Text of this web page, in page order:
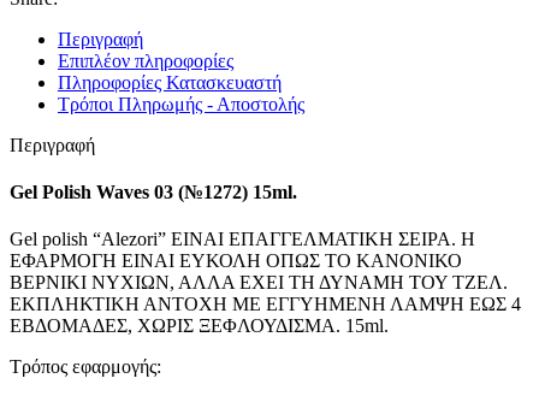
Περιγραφή
Επιπλέον πληροφορίες
Πληροφορίες Κατασκευαστή
Τρόποι Πληρωμής - Αποστολής
Περιγραφή
Gel Polish Waves 03 (№1272) 15ml.
Gel polish “Alezori” ΕΙΝΑΙ ΕΠΑΓΓΕΛΜΑΤΙΚΗ ΣΕΙΡΑ. Η
ΕΦΑΡΜΟΓΗ ΕΙΝΑΙ ΕΥΚΟΛΗ ΟΠΩΣ ΤΟ ΚΑΝΟΝΙΚΟ
ΒΕΡΝΙΚΙ ΝΥΧΙΩΝ, ΑΛΛΑ ΕΧΕΙ ΤΗ ΔΥΝΑΜΗ ΤΟΥ ΤΖΕΛ.
ΕΚΠΛΗΚΤΙΚΗ ΑΝΤΟΧΗ ΜΕ ΕΓΓΥΗΜΕΝΗ ΛΑΜΨΗ ΕΩΣ 4
ΕΒΔΟΜΑΔΕΣ, ΧΩΡΙΣ ΞΕΦΛΟΥΔΙΣΜΑ. 15ml.
Τρόπος εφαρμογής: